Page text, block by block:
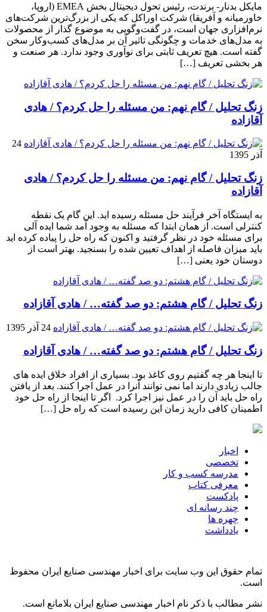
مایکل بدنار- برندت، رئیس تحول دیجیتال بخش EMEA (اروپا،
خاورمیانه و آفریقا) شرکت اوراکل که یکی از بزرگ‌ترین شرکت‌های
نرم‌افزاری جهان است، در گفت‌وگویی به موضوع گذار از محصولات
به مدل‌های خدمات و چگونگی تاثیر آن بر مدل‌های کسب‌و‌کار سخن
گفته است. هیچ تعریف ثابتی برای نوآوری وجود ندارد. هر صنعت و
هر بخشی تعریف […]
زنگ تحلیل / گام نهم: من مسئله را حل کردم؟ / هادی
آقازاده
24
آذر 1395
زنگ تحلیل / گام نهم: من مسئله را حل کردم؟ / هادی
آقازاده
به ایستگاه آخر فرآیند حل مسئله رسیده اید. این گام یک نقطه
کنترلی است. از همان ابتدا که مسئله به وجود آمد شما ایده آلی
برای مسئله خود در نظر گرفتید و اکنون که راه حل را پیاده کرده اید
باید میزان فاصله از اهداف تعیین شده را بسنجید. بهتر است از
دوستان خود یعنی […]
زنگ تحلیل / گام هشتم: دو صد گفته… / هادی آقازاده
24 آذر 1395
زنگ تحلیل / گام هشتم: دو صد گفته… / هادی آقازاده
تا اینجا هر چه گفتیم روی کاغذ بود. بسیاری از افراد خلاق ایده های
جالب زیادی دارند اما نمی توانند آنرا در عمل اجرا کنند. بعد از یافتن
راه حل باید آن را در عمل نیز اجرا کرد. اگر تا اینجا از راه حل خود
اطمینان کافی دارید زمان این رسیده است که راه حل […]
اخبار
تخصصی
مدرسه کسب و کار
معرفی کتاب
پادکست
چند رسانه ای
چهره ها
یادداشت
تمام حقوق این وب سایت برای اخبار مهندسی صنایع ایران محفوظ
است.
نشر مطالب با ذکر نام اخبار مهندسی صنایع ایران بلامانع است.